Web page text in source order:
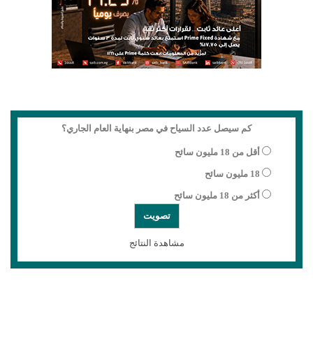
كم سيصل عدد السياح في مصر بنهاية العام الجاري؟
أقل من 18 مليون سائح
18 مليون سائح
أكثر من 18 مليون سائح
مشاهدة النتائج